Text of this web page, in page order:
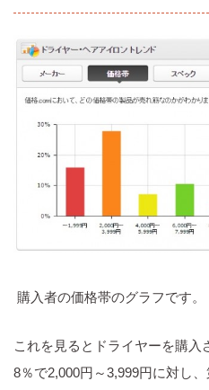
購入者の価格帯のグラフです。
これを見るとドライヤーを購入
8％で2,000円～3,999円に対し